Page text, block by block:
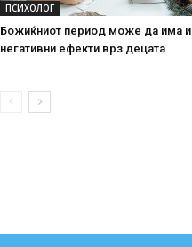
ПСИХОЛОГ
Божиќниот период може да има и
негативни ефекти врз децата